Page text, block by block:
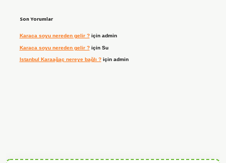
Son Yorumlar
Karaca soyu nereden gelir ?için admin
Karaca soyu nereden gelir ?için Su
Istanbul Karaağaç nereye bağlı ?için admin